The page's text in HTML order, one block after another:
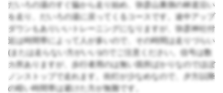
だいろの湯のすぐ脇から走り始め、弥彦山裏側の林道沿い
を走り、だいろの湯に戻ってくるコースです。途中アップ
ダウンもありいいトレーニングになりますが、弥彦神社付
近は時間帯によって人が多いので、その時間は走りづらい
(または走らない方がいい)のでご注意ください。信号は数
カ所ありますが、歩行者用のは無い箇所ばかりなのでほぼ
ノンストップで走れます。街灯が少なめなので、夕方以降
の暗い時間帯は避けた方が無難です。